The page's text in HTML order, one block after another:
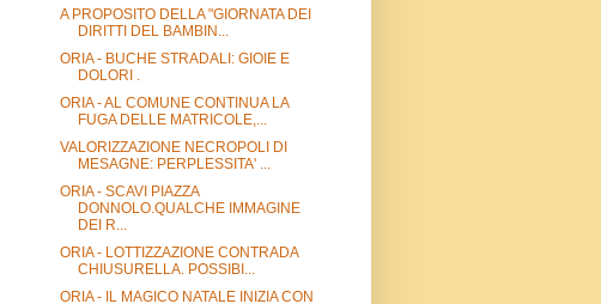
A PROPOSITO DELLA "GIORNATA DEI
DIRITTI DEL BAMBIN...
ORIA - BUCHE STRADALI: GIOIE E
DOLORI .
ORIA - AL COMUNE CONTINUA LA
FUGA DELLE MATRICOLE,...
VALORIZZAZIONE NECROPOLI DI
MESAGNE: PERPLESSITA' ...
ORIA - SCAVI PIAZZA
DONNOLO.QUALCHE IMMAGINE
DEI R...
ORIA - LOTTIZZAZIONE CONTRADA
CHIUSURELLA. POSSIBI...
ORIA - IL MAGICO NATALE INIZIA CON